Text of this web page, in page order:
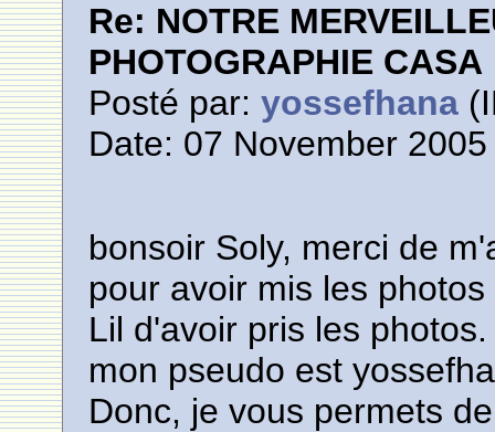
Re: NOTRE
PHOTOGRAPHIE CASA
Posté par:yossefhana
Date: 07 November
bonsoir Soly, merci de
pour avoir mis les
Lil d'avoir pris les photos.
mon pseudo est
Donc, je vous permets